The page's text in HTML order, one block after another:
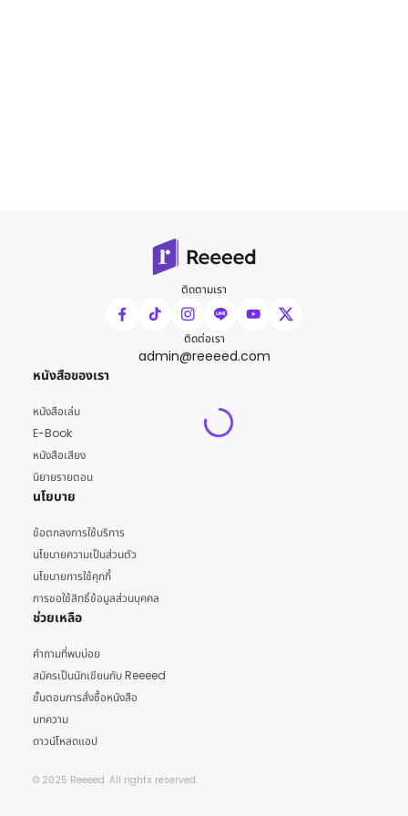
ติดตามเรา
ติดต่อเรา
admin@reeeed.com
หนังสือของเรา
หนังสือเล่ม
E-Book
หนังสือเสียง
นิยายรายตอน
นโยบาย
ข้อตกลงการใช้บริการ
นโยบายความเป็นส่วนตัว
นโยบายการใช้คุกกี้
การขอใช้สิทธิ์ข้อมูลส่วนบุคคล
ช่วยเหลือ
คำถามที่พบบ่อย
สมัครเป็นนักเขียนกับ Reeeed
ขั้นตอนการสั่งซื้อหนังสือ
บทความ
ดาวน์โหลดแอป
© 2025 Reeeed. All rights reserved.